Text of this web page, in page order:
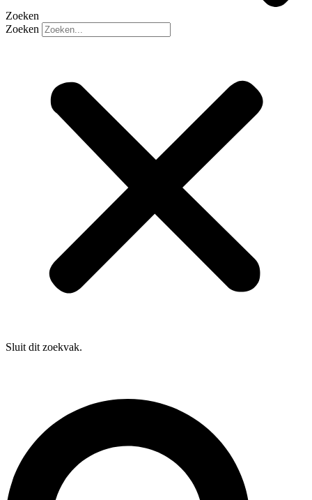
Zoeken
Zoeken
Sluit dit zoekvak.